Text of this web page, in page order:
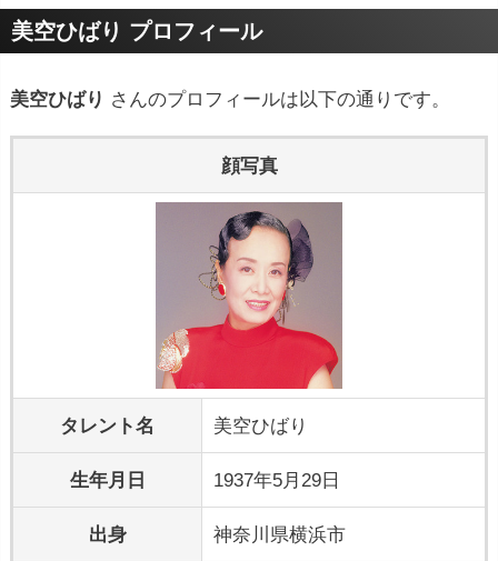
美空ひばり プロフィール
美空ひばり さんのプロフィールは以下の通りです。
顔写真
タレント名 美空ひばり
生年月日 1937年5月29日
出身 神奈川県横浜市